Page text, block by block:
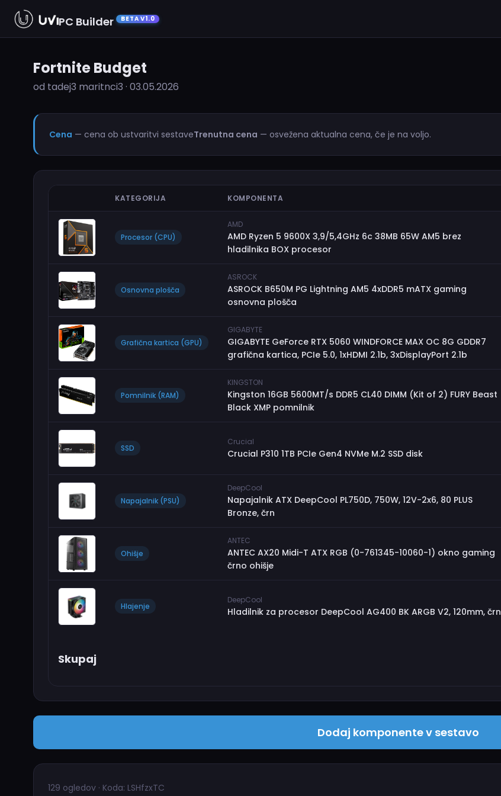
PC Builder BETA V1.0
Fortnite Budget
od tadej3 maritnci3 · 03.05.2026
Cena — cena ob ustvaritvi sestaveTrenutna cena — osvežena aktualna cena, če je na voljo.
KATEGORIJA KOMPONENTA
Procesor (CPU)
AMD
AMD Ryzen 5 9600X 3,9/5,4GHz 6c 38MB 65W AM5 brez
hladilnika BOX procesor
Osnovna plošča
ASROCK
ASROCK B650M PG Lightning AM5 4xDDR5 mATX gaming
osnovna plošča
Grafična kartica (GPU)
GIGABYTE
GIGABYTE GeForce RTX 5060 WINDFORCE MAX OC 8G GDDR7
grafična kartica, PCIe 5.0, 1xHDMI 2.1b, 3xDisplayPort 2.1b
Pomnilnik (RAM)
KINGSTON
Kingston 16GB 5600MT/s DDR5 CL40 DIMM (Kit of 2) FURY Beast
Black XMP pomnilnik
SSD
Crucial
Crucial P310 1TB PCIe Gen4 NVMe M.2 SSD disk
Napajalnik (PSU)
DeepCool
Napajalnik ATX DeepCool PL750D, 750W, 12V-2x6, 80 PLUS
Bronze, črn
Ohišje
ANTEC
ANTEC AX20 Midi-T ATX RGB (0-761345-10060-1) okno gaming
črno ohišje
Hlajenje
DeepCool
Hladilnik za procesor DeepCool AG400 BK ARGB V2, 120mm, črn
Skupaj
Dodaj komponente v sestavo
129 ogledov · Koda: LSHfzxTC